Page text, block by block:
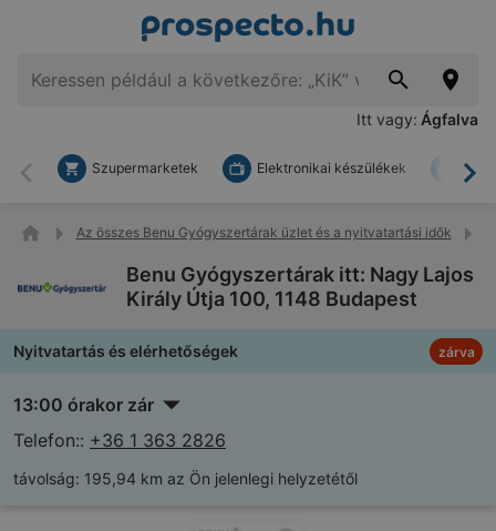
Itt vagy: Ágfalva
Vissza
Szupermarketek Elektronikai készülékek
Az összes Benu Gyógyszertárak üzlet és a nyitvatartási idők
Benu Gyógyszertárak itt: Nagy Lajos
Király Útja 100, 1148 Budapest
Nyitvatartás és elérhetőségek zárva
13:00 órakor zár
Telefon:: +36 1 363 2826
távolság: 195,94 km az Ön jelenlegi helyzetétől